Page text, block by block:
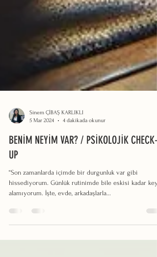
5 Mar 2024
4 dakikada okunur
BENİM NEYİM VAR? / PSİKOLOJİK CHECK-
UP
“Son zamanlarda içimde bir durgunluk var gibi
alamıyorum. İşte, evde, arkadaşlarla...